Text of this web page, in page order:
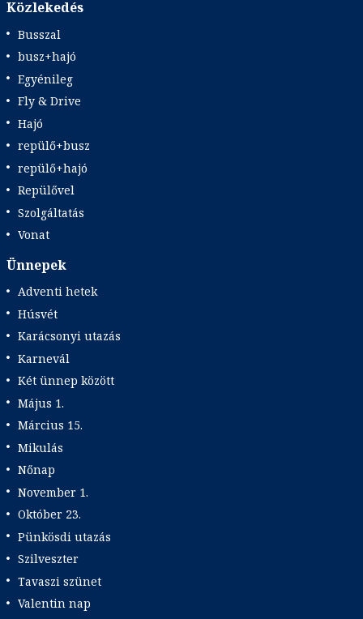
Közlekedés
Busszal
busz+hajó
Egyénileg
Fly & Drive
Hajó
repülő+busz
repülő+hajó
Repülővel
Szolgáltatás
Vonat
Ünnepek
Adventi hetek
Húsvét
Karácsonyi utazás
Karnevál
Két ünnep között
Május 1.
Március 15.
Mikulás
Nőnap
November 1.
Október 23.
Pünkösdi utazás
Szilveszter
Tavaszi szünet
Valentin nap